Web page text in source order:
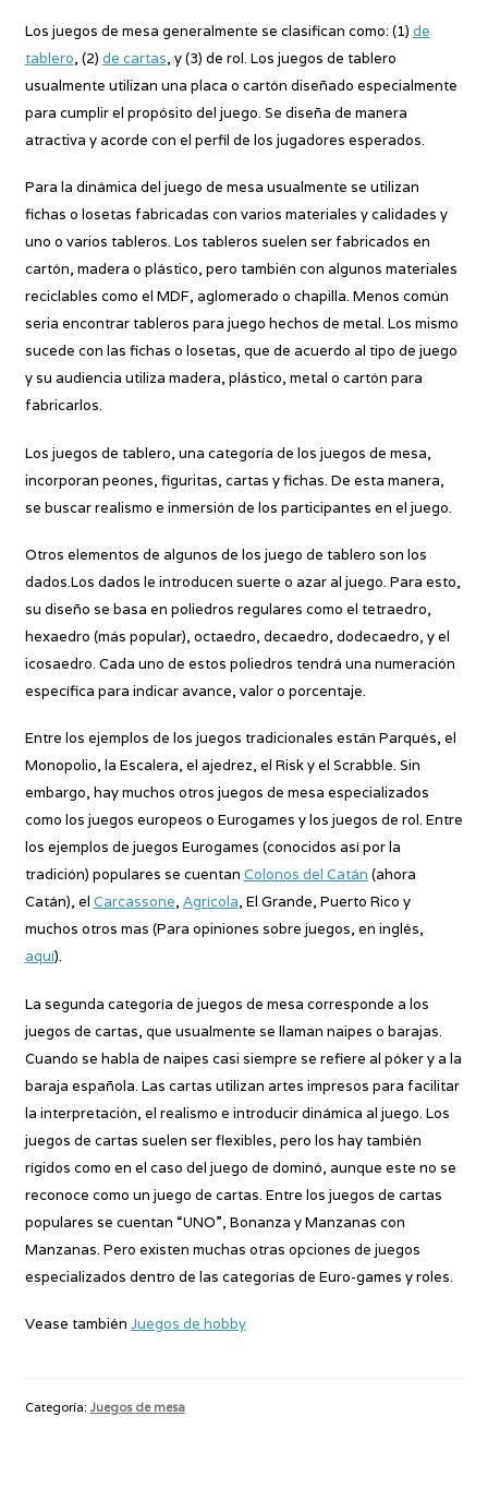
Los juegos de mesa generalmente se clasifican como: (1) de
tablero, (2) de cartas, y (3) de rol. Los juegos de tablero
usualmente utilizan una placa o cartón diseñado especialmente
para cumplir el propósito del juego. Se diseña de manera
atractiva y acorde con el perfil de los jugadores esperados.
Para la dinámica del juego de mesa usualmente se utilizan
fichas o losetas fabricadas con varios materiales y calidades y
uno o varios tableros. Los tableros suelen ser fabricados en
cartón, madera o plástico, pero también con algunos materiales
reciclables como el MDF, aglomerado o chapilla. Menos común
seria encontrar tableros para juego hechos de metal. Los mismo
sucede con las fichas o losetas, que de acuerdo al tipo de juego
y su audiencia utiliza madera, plástico, metal o cartón para
fabricarlos.
Los juegos de tablero, una categoría de los juegos de mesa,
incorporan peones, figuritas, cartas y fichas. De esta manera,
se buscar realismo e inmersión de los participantes en el juego.
Otros elementos de algunos de los juego de tablero son los
dados.Los dados le introducen suerte o azar al juego. Para esto,
su diseño se basa en poliedros regulares como el tetraedro,
hexaedro (más popular), octaedro, decaedro, dodecaedro, y el
icosaedro. Cada uno de estos poliedros tendrá una numeración
específica para indicar avance, valor o porcentaje.
Entre los ejemplos de los juegos tradicionales están Parqués, el
Monopolio, la Escalera, el ajedrez, el Risk y el Scrabble. Sin
embargo, hay muchos otros juegos de mesa especializados
como los juegos europeos o Eurogames y los juegos de rol. Entre
los ejemplos de juegos Eurogames (conocidos así por la
tradición) populares se cuentan Colonos del Catán (ahora
Catán), el Carcassone, Agrícola, El Grande, Puerto Rico y
muchos otros mas (Para opiniones sobre juegos, en inglés,
aquí).
La segunda categoría de juegos de mesa corresponde a los
juegos de cartas, que usualmente se llaman naipes o barajas.
Cuando se habla de naipes casi siempre se refiere al póker y a la
baraja española. Las cartas utilizan artes impresos para facilitar
la interpretaciòn, el realismo e introducir dinámica al juego. Los
juegos de cartas suelen ser flexibles, pero los hay también
rígidos como en el caso del juego de dominó, aunque este no se
reconoce como un juego de cartas. Entre los juegos de cartas
populares se cuentan “UNO”, Bonanza y Manzanas con
Manzanas. Pero existen muchas otras opciones de juegos
especializados dentro de las categorías de Euro-games y roles.
Vease también Juegos de hobby
Categoría: Juegos de mesa